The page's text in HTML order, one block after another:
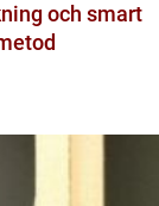
och smart